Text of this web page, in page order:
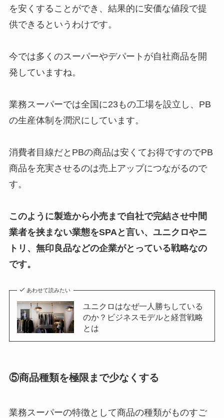
を安くすることができ、結果的に安価な値段で提
供できるというわけです。
今では多くのスーパーやデパートが自社商品を開
発していますね。
業務スーパーでは全国に23もの工場を設立し、PB
の生産体制を潤沢にしています。
消費者目線だとPBの商品は安くてお得ですのでPB
商品を充実させるのは売上アップにつながるので
す。
このように製造から小売まで自社で完結させ中間
業者を挟まない業態をSPAと言い、ユニクロやニ
トリ、無印良品などの企業がとっている戦略なの
です。
あわせて読みたい
ユニクロはなぜ一人勝ちしている
のか？ビジネスモデルと経営戦略
とは
⑤商品種類を極限まで少なくする
業務スーパーの特徴として商品の種類がものすご